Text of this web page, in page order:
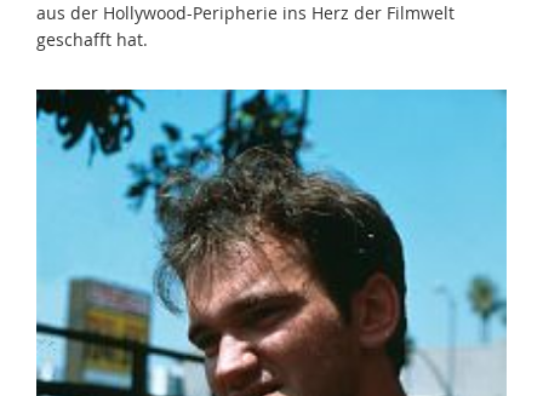
aus der Hollywood-Peripherie ins Herz der Filmwelt
geschafft hat.